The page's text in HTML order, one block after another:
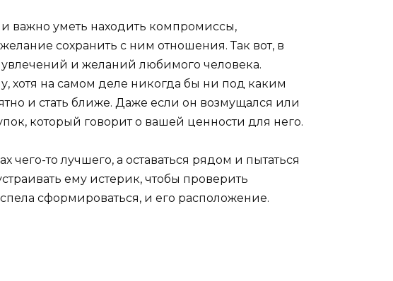
важно уметь находить компромиссы,
сохранить с ним отношения. Так вот, в
и желаний любимого человека.
хотя на самом деле никогда бы ни под каким
и стать ближе. Даже если он возмущался или
который говорит о вашей ценности для него.
чего-то лучшего, а оставаться рядом и пытаться
ему истерик, чтобы проверить
сформироваться, и его расположение.